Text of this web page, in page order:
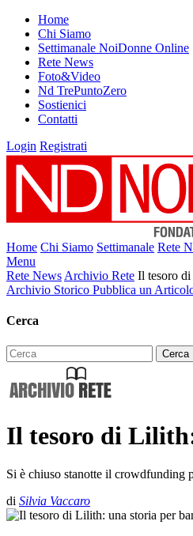
Home
Chi Siamo
Settimanale NoiDonne Online
Rete News
Foto&Video
Nd TrePuntoZero
Sostienici
Contatti
Login Registrati
Home Chi Siamo Settimanale Rete
Menu
Rete News Archivio Rete Il tesoro di
Archivio Storico Pubblica un
Cerca
Il tesoro di
Si è chiuso stanotte il crowdfunding
di Silvia Vaccaro